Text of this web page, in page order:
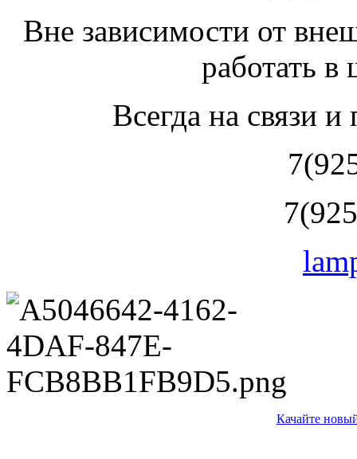
Вне зависимости от
работать
Всегда на связи
Качайте